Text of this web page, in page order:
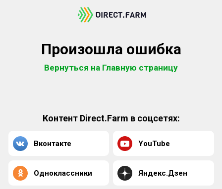
Произошла ошибка
Вернуться на Главную страницу
Контент Direct.Farm в соцсетях:
Вконтакте YouTube
Одноклассники Яндекс.Дзен